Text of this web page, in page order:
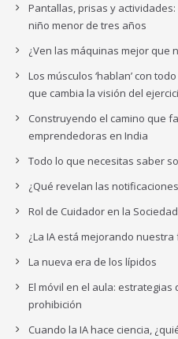
Pantallas, prisas y
niño menor de tres años
¿Ven las máquinas mejor que
Los músculos ‘hablan’ con
que cambia la visión del
Construyendo el camino que
emprendedoras en India
Todo lo que necesitas saber
¿Qué revelan las
Rol de Cuidador en la
¿La IA está mejorando
La nueva era de los lípidos
El móvil en el aula:
prohibición
Cuando la IA hace ciencia,